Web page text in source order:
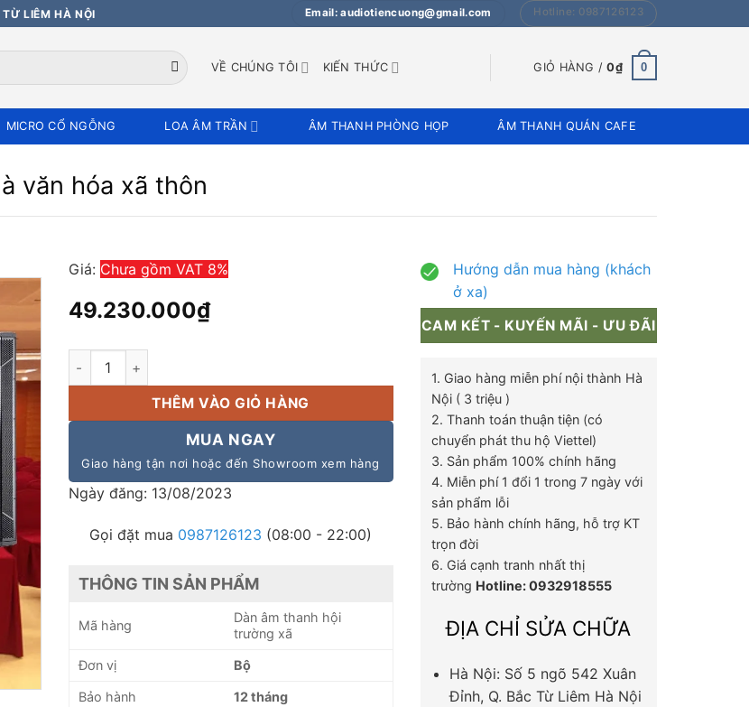
LIÊM HÀ NỘI Email: audiotiencuong@gmail.com Hotline: 0987126123
VỀ CHÚNG TÔI KIẾN THỨC GIỎ HÀNG /0₫ 0
MICRO CỔ NGỖNG LOA ÂM TRẦN ÂM THANH PHÒNG HỌP ÂM THANH QUÁN CAFE
văn hóa xã thôn
Giá: Chưa gồm VAT 8%
49.230.000₫
Dàn âm thanh hội trường cho nhà văn hóa xã thôn số lượng
THÊM VÀO GIỎ HÀNG
MUA NGAY
Giao hàng tận nơi hoặc đến Showroom xem hàng
Ngày đăng: 13/08/2023
Gọi đặt mua 0987126123 (08:00 - 22:00)
THÔNG TIN SẢN PHẨM
Mã hàng
Dàn âm thanh hội
trường xã
Đơn vị Bộ
Bảo hành 12 tháng
Hướng dẫn mua hàng (khách
ở xa)
CAM KẾT - KUYẾN MÃI - ƯU ĐÃI
1. Giao hàng miễn phí nội thành Hà
Nội ( 3 triệu )
2. Thanh toán thuận tiện (có
chuyển phát thu hộ Viettel)
3. Sản phẩm 100% chính hãng
4. Miễn phí 1 đổi 1 trong 7 ngày với
sản phẩm lỗi
5. Bảo hành chính hãng, hỗ trợ KT
trọn đời
6. Giá cạnh tranh nhất thị
trường Hotline: 0932918555
ĐỊA CHỈ SỬA CHỮA
Hà Nội: Số 5 ngõ 542 Xuân
Đỉnh, Q. Bắc Từ Liêm Hà Nội